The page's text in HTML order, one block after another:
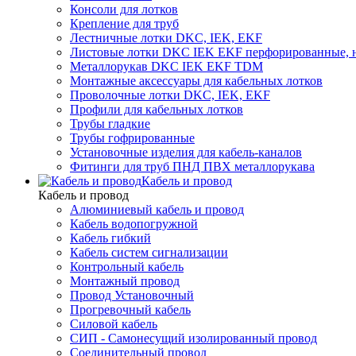
Консоли для лотков
Крепление для труб
Лестничные лотки DKC, IEK, EKF
Листовые лотки DKC IEK EKF перфорированные,
Металлорукав DKC IEK EKF TDM
Монтажные аксессуары для кабельных лотков
Проволочные лотки DKC, IEK, EKF
Профили для кабельных лотков
Трубы гладкие
Трубы гофрированные
Установочные изделия для кабель-каналов
Фитинги для труб ПНД ПВХ металлорукава
Кабель и провод
Кабель и провод
Алюминиевый кабель и провод
Кабель водопогружной
Кабель гибкий
Кабель систем сигнализации
Контрольный кабель
Монтажный провод
Провод Установочный
Прогревочный кабель
Силовой кабель
СИП - Самонесущий изолированный провод
Соединительный провод